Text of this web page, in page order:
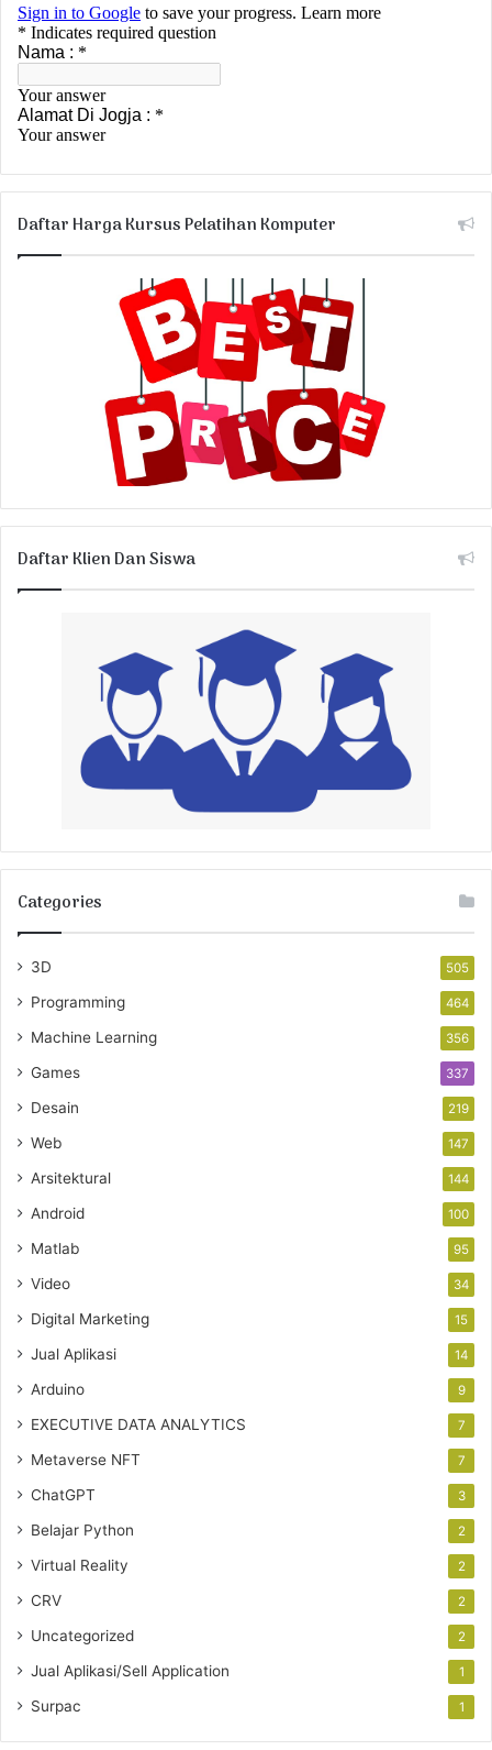
Daftar Harga Kursus Pelatihan Komputer
Daftar Klien Dan Siswa
Categories
3D 505
Programming 464
Machine Learning 356
Games 337
Desain 219
Web 147
Arsitektural 144
Android 100
Matlab 95
Video 34
Digital Marketing 15
Jual Aplikasi 14
Arduino 9
EXECUTIVE DATA ANALYTICS 7
Metaverse NFT 7
ChatGPT 3
Belajar Python 2
Virtual Reality 2
CRV 2
Uncategorized 2
Jual Aplikasi/Sell Application 1
Surpac 1